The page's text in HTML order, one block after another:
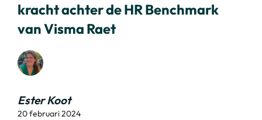
kracht achter de HR Benchmark
van Visma Raet
Ester Koot
20 februari 2024